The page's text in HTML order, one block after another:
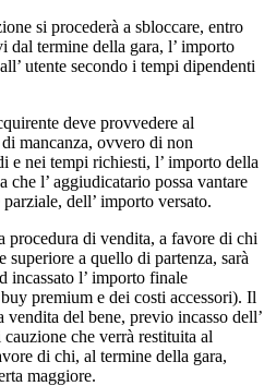
si procederà a sbloccare, entro
dal termine della gara, l’ importo
utente secondo i tempi dipendenti
deve provvedere al
mancanza, ovvero di non
e nei tempi richiesti, l’ importo della
che l’ aggiudicatario possa vantare
dell’ importo versato.
procedura di vendita, a favore di chi
a quello di partenza, sarà
incassato l’ importo finale
premium e dei costi accessori). Il
del bene, previo incasso dell’
che verrà restituita al
di chi, al termine della gara,
maggiore.